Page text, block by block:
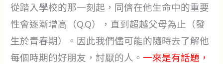
從踏入學校的那一刻起，同儕在他生命中的重要
性會逐漸增高（Q.Q），直到超越父母為止（發
生於青春期）。因此我們儘可能的隨時去了解他
每個時期的好朋友，討厭的人。一來是有話題，